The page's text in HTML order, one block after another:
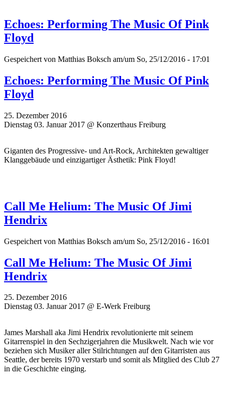
Echoes: Performing The Music Of Pink
Floyd
Gespeichert von Matthias Boksch am/um So, 25/12/2016 - 17:01
Echoes: Performing The Music Of Pink
Floyd
25. Dezember 2016
Dienstag 03. Januar 2017 @ Konzerthaus Freiburg
Giganten des Progressive- und Art-Rock, Architekten gewaltiger
Klanggebäude und einzigartiger Ästhetik: Pink Floyd!
Call Me Helium: The Music Of Jimi
Hendrix
Gespeichert von Matthias Boksch am/um So, 25/12/2016 - 16:01
Call Me Helium: The Music Of Jimi
Hendrix
25. Dezember 2016
Dienstag 03. Januar 2017 @ E-Werk Freiburg
James Marshall aka Jimi Hendrix revolutionierte mit seinem
Gitarrenspiel in den Sechzigerjahren die Musikwelt. Nach wie vor
beziehen sich Musiker aller Stilrichtungen auf den Gitarristen aus
Seattle, der bereits 1970 verstarb und somit als Mitglied des Club 27
in die Geschichte einging.